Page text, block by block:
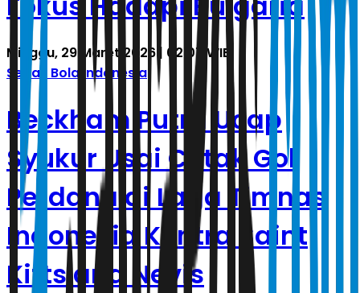
Minggu, 29 Maret 2026 | 02.07 WIB
Sepak Bola Indonesia
Beckham Putra Ucap
Syukur Usai Cetak Gol
Perdana di Laga Timnas
Indonesia Kontra Saint
Kitts and Nevis